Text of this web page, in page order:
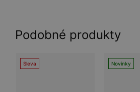
Podobné produkty
Sleva Novinky